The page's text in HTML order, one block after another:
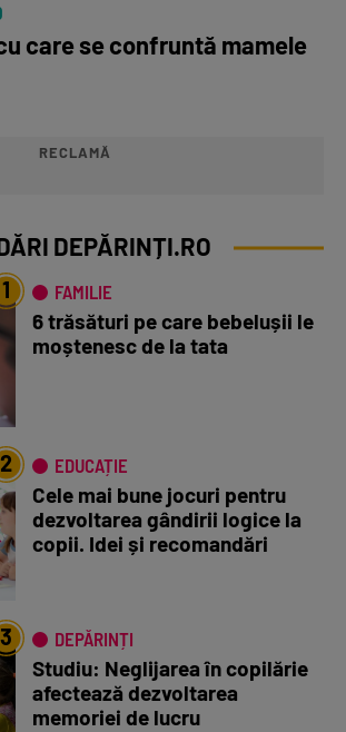
care se confruntă mamele
RECLAMĂ
DEPĂRINȚI.RO
1 FAMILIE
6 trăsături pe care bebelușii le
moștenesc de la tata
2 EDUCAȚIE
Cele mai bune jocuri pentru
dezvoltarea gândirii logice la
copii. Idei și recomandări
3 DEPĂRINȚI
Studiu: Neglijarea în copilărie
afectează dezvoltarea
memoriei de lucru